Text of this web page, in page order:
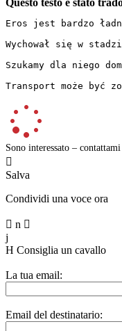
Eros jest bardzo
Wychował się w
Szukamy dla niego
Transport może być
Sono interessato – contattami

Salva
Condividi una voce ora
 n 
j
H Consiglia un cavallo
La tua email:
Email del destinatario: